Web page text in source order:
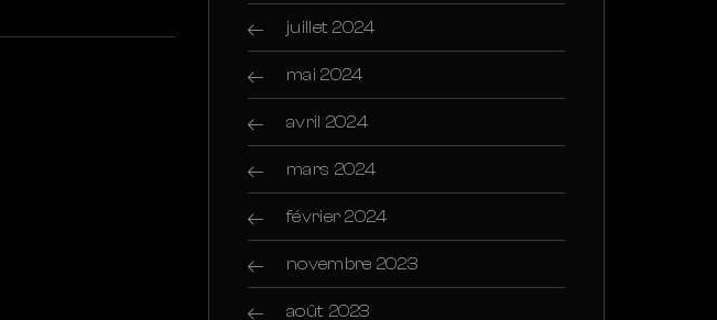
juillet 2024
mai 2024
avril 2024
mars 2024
février 2024
novembre 2023
août 2023